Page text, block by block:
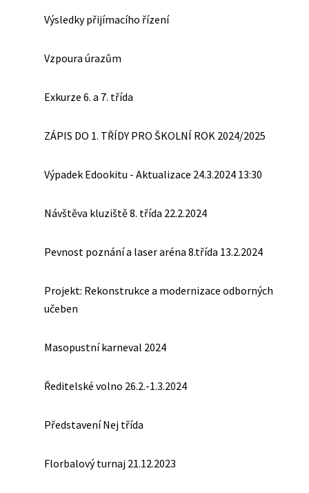
Výsledky přijímacího řízení
Vzpoura úrazům
Exkurze 6. a 7. třída
ZÁPIS DO 1. TŘÍDY PRO ŠKOLNÍ ROK 2024/2025
Výpadek Edookitu - Aktualizace 24.3.2024 13:30
Návštěva kluziště 8. třída 22.2.2024
Pevnost poznání a laser aréna 8.třída 13.2.2024
Projekt: Rekonstrukce a modernizace odborných
učeben
Masopustní karneval 2024
Ředitelské volno 26.2.-1.3.2024
Představení Nej třída
Florbalový turnaj 21.12.2023